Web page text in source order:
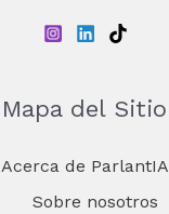
Mapa del Sitio
Acerca de ParlantIA
Sobre nosotros